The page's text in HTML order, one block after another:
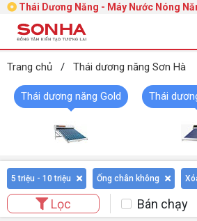
Thái Dương Năng - Máy Nước Nóng
Trang chủ / Thái dương năng Sơn Hà
Thái dương năng Gold Thái
5 triệu - 10 triệu Ống chân không
Lọc Bán chạy